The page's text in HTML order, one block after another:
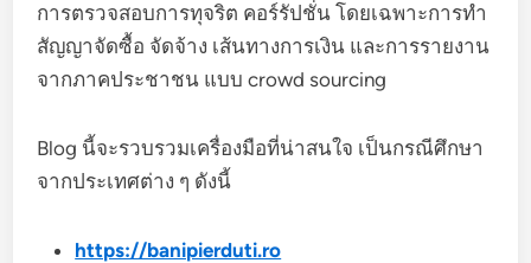
การตรวจสอบการทุจริต คอร์รัปชั่น โดยเฉพาะการทำ
สัญญาจัดซื้อ จัดจ้าง เส้นทางการเงิน และการรายงาน
จากภาคประชาชน แบบ crowd sourcing
Blog นี้จะรวบรวมเครื่องมือที่น่าสนใจ เป็นกรณีศึกษา
จากประเทศต่าง ๆ ดังนี้
https://banipierduti.ro